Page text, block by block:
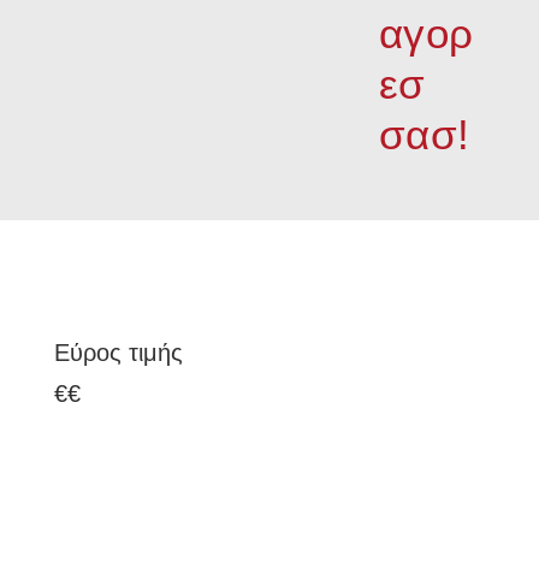
αγορ
εσ
σασ!
Εύρος τιμής
€€